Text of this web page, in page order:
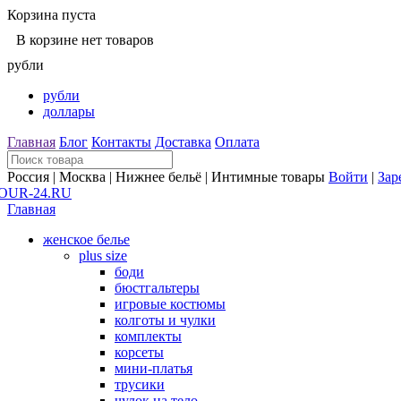
Корзина пуста
В корзине нет товаров
рубли
рубли
доллары
Главная Блог Контакты Доставка Оплата
Россия | Москва | Нижнее бельё | Интимные товары Войти |
Главная
женское белье
plus size
боди
бюстгальтеры
игровые костюмы
колготы и чулки
комплекты
корсеты
мини-платья
трусики